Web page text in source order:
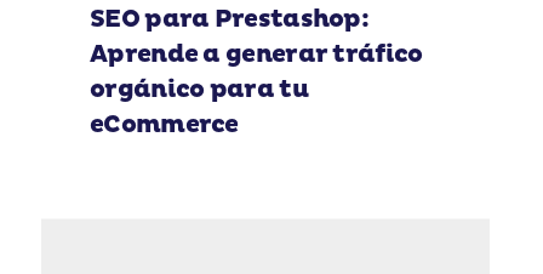
SEO para Prestashop:
Aprende a generar tráfico
orgánico para tu
eCommerce